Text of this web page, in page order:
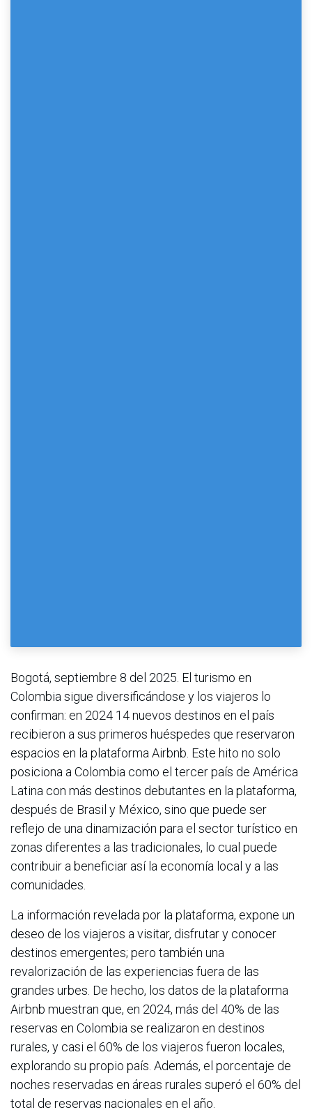
Bogotá, septiembre 8 del 2025. El turismo en
Colombia sigue diversificándose y los viajeros lo
confirman: en 2024 14 nuevos destinos en el país
recibieron a sus primeros huéspedes que reservaron
espacios en la plataforma Airbnb. Este hito no solo
posiciona a Colombia como el tercer país de América
Latina con más destinos debutantes en la plataforma,
después de Brasil y México, sino que puede ser
reflejo de una dinamización para el sector turístico en
zonas diferentes a las tradicionales, lo cual puede
contribuir a beneficiar así la economía local y a las
comunidades.
La información revelada por la plataforma, expone un
deseo de los viajeros a visitar, disfrutar y conocer
destinos emergentes; pero también una
revalorización de las experiencias fuera de las
grandes urbes. De hecho, los datos de la plataforma
Airbnb muestran que, en 2024, más del 40% de las
reservas en Colombia se realizaron en destinos
rurales, y casi el 60% de los viajeros fueron locales,
explorando su propio país. Además, el porcentaje de
noches reservadas en áreas rurales superó el 60% del
total de reservas nacionales en el año.